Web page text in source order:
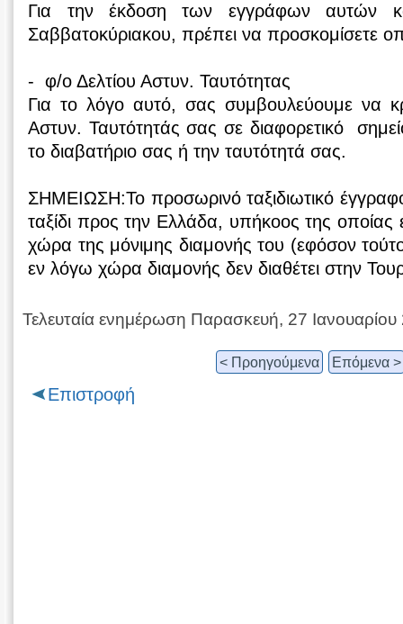
Για την έκδοση των εγγράφων αυτών
Σαββατοκύριακου, πρέπει να προσκομίσετε
- φ/ο Δελτίου Αστυν. Ταυτότητας
Για το λόγο αυτό, σας συμβουλεύουμε να
Αστυν. Ταυτότητάς σας σε διαφορετικό
το διαβατήριο σας ή την ταυτότητά σας.
ΣΗΜΕΙΩΣΗ:Το προσωρινό ταξιδιωτικό
ταξίδι προς την Ελλάδα, υπήκοος της οποίας
χώρα της μόνιμης διαμονής του (εφόσον
εν λόγω χώρα διαμονής δεν διαθέτει στην
Τελευταία ενημέρωση Παρασκευή, 27
< Προηγούμενα Επόμενα >
Επιστροφή